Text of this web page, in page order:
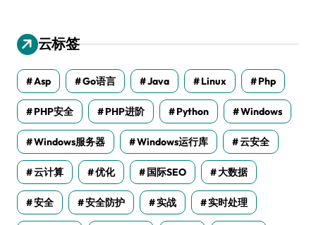
云标签
Asp Go语言 Java Linux Php
PHP安全 PHP进阶 Python Windows
Windows服务器 Windows运行库 云安全
云计算 优化 国际SEO 大数据
安全 安全防护 实战 实时处理